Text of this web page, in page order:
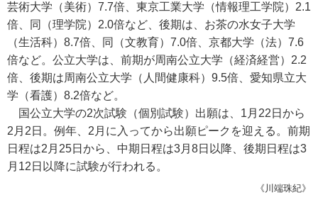
芸術大学（美術）7.7倍、東京工業大学（情報理工学院）2.1
倍、同（理学院）2.0倍など、後期は、お茶の水女子大学
（生活科）8.7倍、同（文教育）7.0倍、京都大学（法）7.6
倍など。公立大学は、前期が周南公立大学（経済経営）2.2
倍、後期は周南公立大学（人間健康科）9.5倍、愛知県立大
学（看護）8.2倍など。
国公立大学の2次試験（個別試験）出願は、1月22日から
2月2日。例年、2月に入ってから出願ピークを迎える。前期
日程は2月25日から、中期日程は3月8日以降、後期日程は3
月12日以降に試験が行われる。
《川端珠紀》